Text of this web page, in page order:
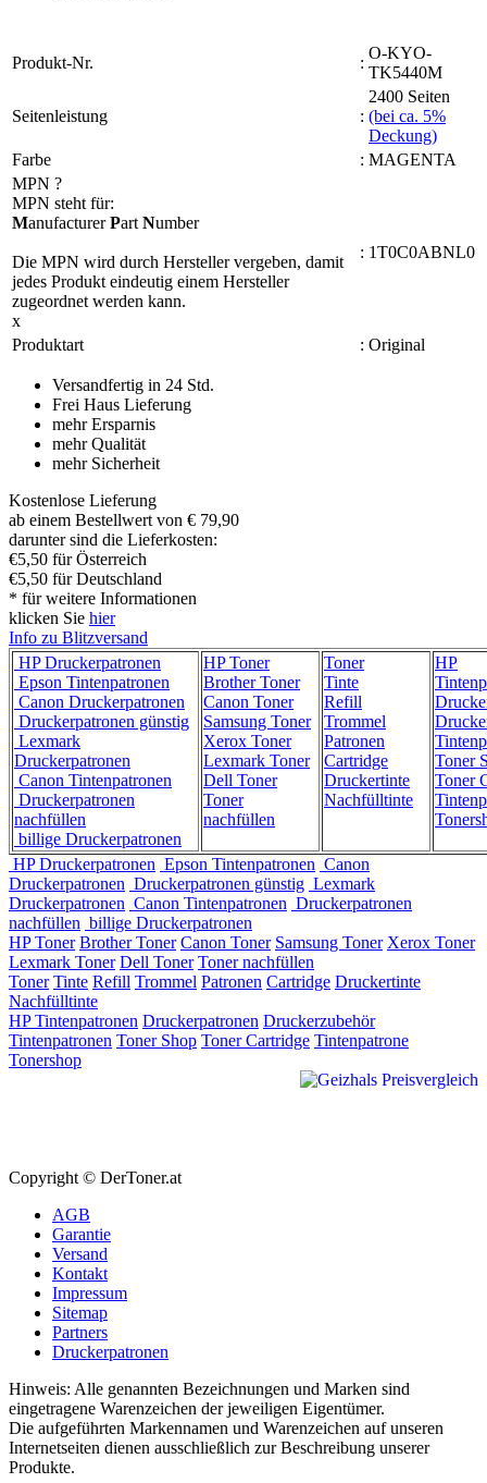
Produkt-Nr. :
O-KYO-
TK5440M
Seitenleistung :
2400 Seiten
(bei ca. 5%
Deckung)
Farbe
: MAGENTA
MPN ?
MPN steht für:
ManufacturerPart Number
Die MPN wird durch Hersteller vergeben, damit
jedes Produkt eindeutig einem Hersteller
zugeordnet werden kann.
x
: 1T0C0ABNL0
Produktart : Original
Versandfertig in 24 Std.
Frei Haus Lieferung
mehr Ersparnis
mehr Qualität
mehr Sicherheit
Kostenlose Lieferung
ab einem Bestellwert von € 79,90
darunter sind die Lieferkosten:
€5,50 für Österreich
€5,50 für Deutschland
* für weitere Informationen
klicken Sie hier
Info zu Blitzversand
HP Druckerpatronen
Epson Tintenpatronen
Canon Druckerpatronen
Druckerpatronen günstig
Lexmark
Druckerpatronen
Canon Tintenpatronen
Druckerpatronen
nachfüllen
billige Druckerpatronen
HP Toner
Brother Toner
Canon Toner
Samsung Toner
Xerox Toner
Lexmark Toner
Dell Toner
Toner
nachfüllen
Toner
Tinte
Refill
Trommel
Patronen
Cartridge
Druckertinte
Nachfülltinte
HP
Toner
Toner
HP Druckerpatronen Epson Tintenpatronen Canon
Druckerpatronen Druckerpatronen günstig Lexmark
Druckerpatronen Canon Tintenpatronen Druckerpatronen
nachfüllen billige Druckerpatronen
HP Toner Brother Toner Canon Toner Samsung Toner Xerox Toner
Lexmark Toner Dell Toner Toner nachfüllen
Toner Tinte Refill Trommel Patronen Cartridge Druckertinte
Nachfülltinte
HP Tintenpatronen Druckerpatronen Druckerzubehör
Tintenpatronen Toner Shop Toner Cartridge Tintenpatrone
Tonershop
Copyright © DerToner.at
AGB
Garantie
Versand
Kontakt
Impressum
Sitemap
Partners
Druckerpatronen
Hinweis: Alle genannten Bezeichnungen und Marken sind
eingetragene Warenzeichen der jeweiligen Eigentümer.
Die aufgeführten Markennamen und Warenzeichen auf unseren
Internetseiten dienen ausschließlich zur Beschreibung unserer
Produkte.